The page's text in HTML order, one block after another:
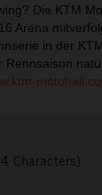
Die KTM
Arena
in der
Characters)